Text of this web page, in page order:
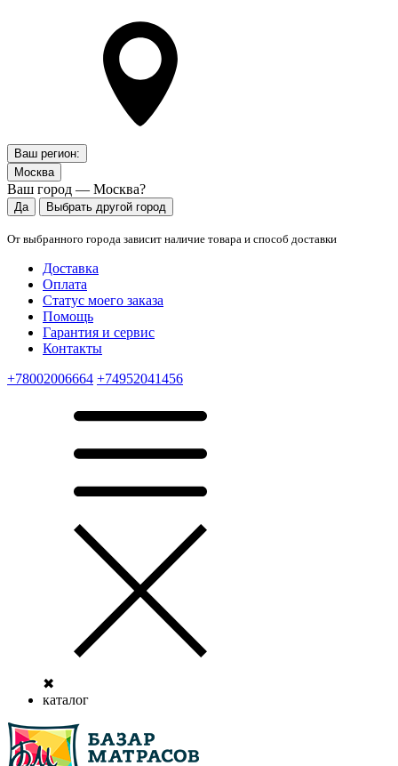
Ваш регион:
Москва
Ваш город — Москва?
Да Выбрать другой город
От выбранного города зависит наличие товара и способ доставки
Доставка
Оплата
Статус моего заказа
Помощь
Гарантия и сервис
Контакты
+78002006664 +74952041456
✖
каталог